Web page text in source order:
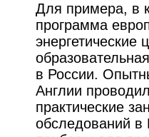
Для примера, в
программа
в России.
Англии
практические
обследований в